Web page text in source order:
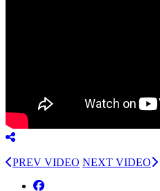
PREV VIDEO NEXT VIDEO